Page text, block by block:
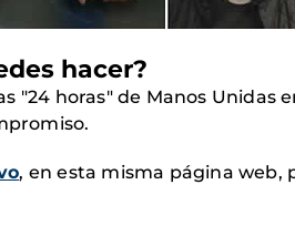
hacer?
"24 horas" de Manos Unidas
, en esta misma página web,